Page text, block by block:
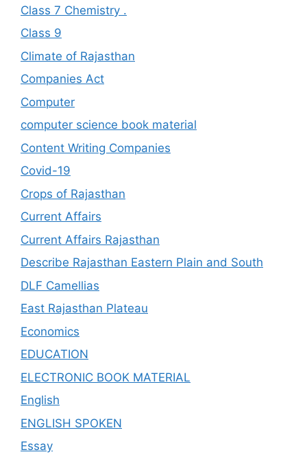
Class 7 Chemistry .
Class 9
Climate of Rajasthan
Companies Act
Computer
computer science book material
Content Writing Companies
Covid-19
Crops of Rajasthan
Current Affairs
Current Affairs Rajasthan
Describe Rajasthan Eastern Plain and South
DLF Camellias
East Rajasthan Plateau
Economics
EDUCATION
ELECTRONIC BOOK MATERIAL
English
ENGLISH SPOKEN
Essay